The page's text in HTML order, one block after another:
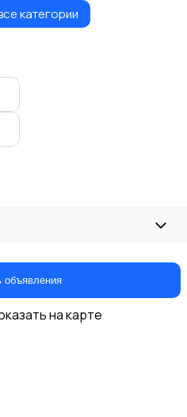
категории
объявления
на карте